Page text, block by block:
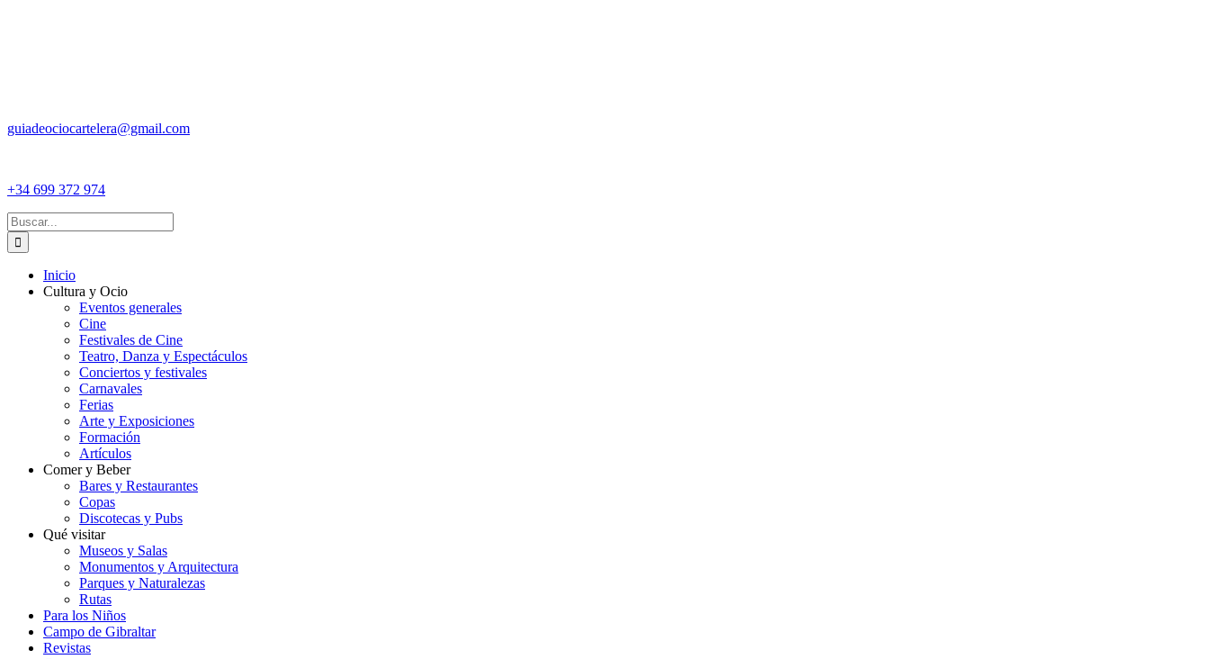
guiadeociocartelera@gmail.com
+34 699 372 974
Buscar:
Inicio
Cultura y Ocio
Eventos generales
Cine
Festivales de Cine
Teatro, Danza y Espectáculos
Conciertos y festivales
Carnavales
Ferias
Arte y Exposiciones
Formación
Artículos
Comer y Beber
Bares y Restaurantes
Copas
Discotecas y Pubs
Qué visitar
Museos y Salas
Monumentos y Arquitectura
Parques y Naturalezas
Rutas
Para los Niños
Campo de Gibraltar
Revistas